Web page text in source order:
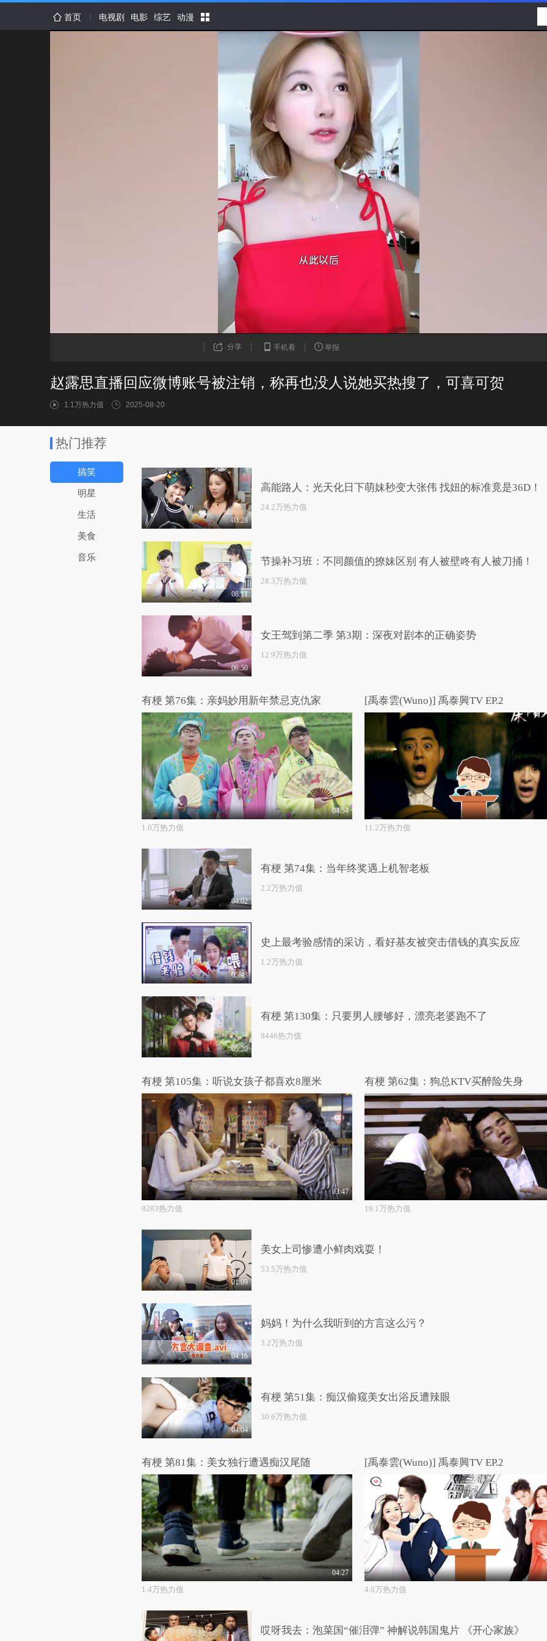
首页 电视剧 电影 综艺 动漫
分享 手机看 举报
赵露思直播回应微博账号被注销，称再也没人说她买热搜了，可喜可贺
1.1万热力值 2025-08-20
热门推荐
搞笑
明星
生活
美食
音乐
03:28
高能路人：光天化日下萌妹秒变大张伟 找妞的标准竟是36D！
24.2万热力值
08:11
节操补习班：不同颜值的撩妹区别 有人被壁咚有人被刀捅！
28.3万热力值
06:50
女王驾到第二季 第3期：深夜对剧本的正确姿势
12.9万热力值
有梗 第76集：亲妈妙用新年禁忌克仇家
04:54
1.0万热力值
[禹泰雲(Wuno)] 禹泰興TV EP.2
11.2万热力值
04:02
有梗 第74集：当年终奖遇上机智老板
2.2万热力值
05:43
史上最考验感情的采访，看好基友被突击借钱的真实反应
1.2万热力值
05:20
有梗 第130集：只要男人腰够好，漂亮老婆跑不了
9446热力值
有梗 第105集：听说女孩子都喜欢8厘米
03:47
8283热力值
有梗 第62集：狗总KTV买醉险失身
19.1万热力值
01:09
美女上司惨遭小鲜肉戏耍！
53.5万热力值
04:16
妈妈！为什么我听到的方言这么污？
3.2万热力值
04:04
有梗 第51集：痴汉偷窥美女出浴反遭辣眼
30.6万热力值
有梗 第81集：美女独行遭遇痴汉尾随
04:27
1.4万热力值
[禹泰雲(Wuno)] 禹泰興TV EP.2
4.0万热力值
哎呀我去：泡菜国“催泪弹” 神解说韩国鬼片 《开心家族》